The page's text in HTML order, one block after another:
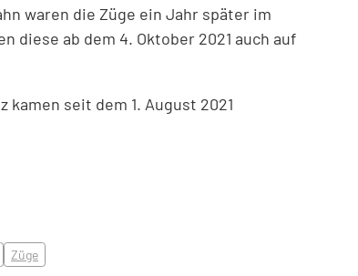
waren die Züge ein Jahr später im
diese ab dem 4. Oktober 2021 auch auf
seit dem 1. August 2021
Züge